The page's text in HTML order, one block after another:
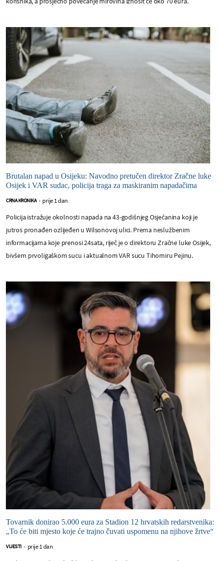
Brutalan napad u Osijeku: Navodno pretučen direktor Zračne luke
Osijek i VAR sudac, policija traga za maskiranim napadačima
CRNA KRONIKA - prije 1 dan
Policija istražuje okolnosti napada na 43-godišnjeg Osječanina koji je
jutros pronađen ozlijeđen u Wilsonovoj ulici. Prema neslužbenim
informacijama koje prenosi 24sata, riječ je o direktoru Zračne luke Osijek,
bivšem prvoligaškom sucu i aktualnom VAR sucu Tihomiru Pejinu.
Tovarnik donirao 5.000 eura za Stadion 12 hrvatskih redarstvenika:
„To će biti mjesto koje će trajno čuvati uspomenu na njihove žrtve“
VIJESTI - prije 1 dan